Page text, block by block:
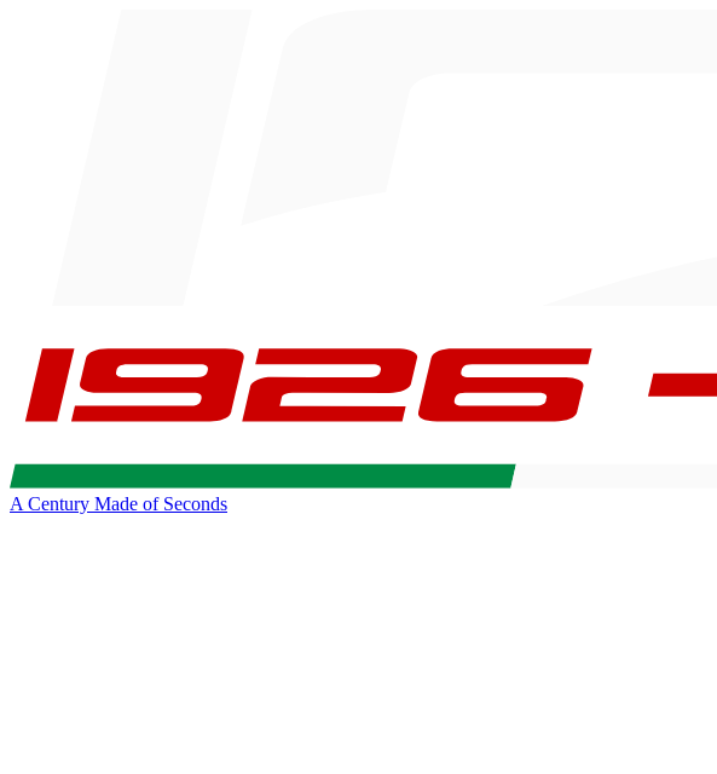
A Century Made of Seconds